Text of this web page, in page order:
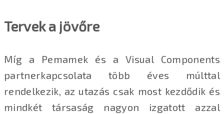
Tervek a jövőre
Míg a Pemamek és a Visual Components
partnerkapcsolata több éves múlttal
rendelkezik, az utazás csak most kezdődik és
mindkét társaság nagyon izgatott azzal